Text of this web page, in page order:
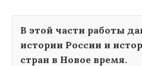
В этой части работы
истории России и
стран в Новое время.